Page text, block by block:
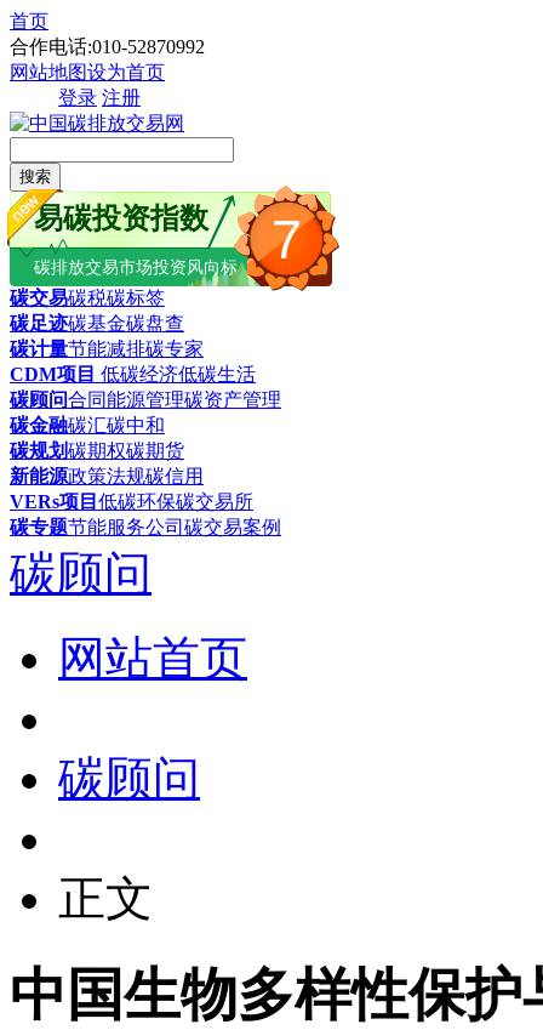
首页
合作电话:010-52870992
网站地图设为首页
登录 注册
搜索
7
易碳投资指数
碳排放交易市场投资风向标
碳交易碳税碳标签
碳足迹碳基金碳盘查
碳计量节能减排碳专家
CDM项目 低碳经济低碳生活
碳顾问合同能源管理碳资产管理
碳金融碳汇碳中和
碳规划碳期权碳期货
新能源政策法规碳信用
VERs项目 低碳环保碳交易所
碳专题节能服务公司 碳交易案例
碳顾问
网站首页
碳顾问
正文
中国生物多样性保